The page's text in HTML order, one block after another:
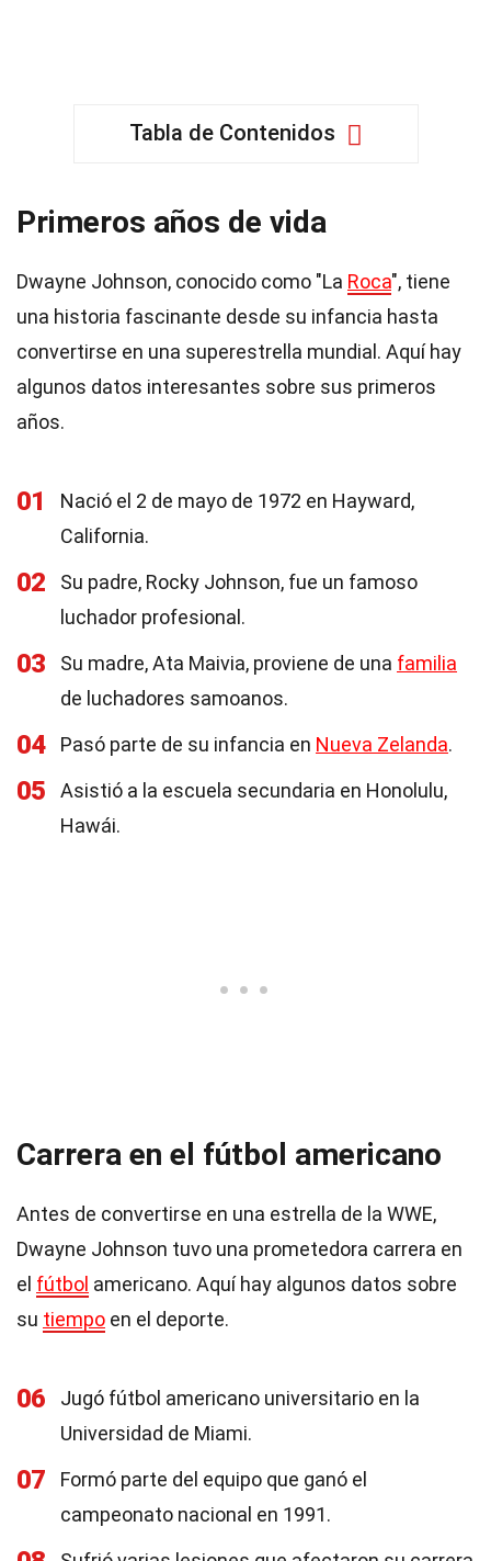
Tabla de Contenidos
Primeros años de vida
Dwayne Johnson, conocido como "La Roca", tiene
una historia fascinante desde su infancia hasta
convertirse en una superestrella mundial. Aquí hay
algunos datos interesantes sobre sus primeros
años.
01
Nació el 2 de mayo de 1972 en Hayward,
California.
02
Su padre, Rocky Johnson, fue un famoso
luchador profesional.
03 Su madre, Ata Maivia, proviene de una familia
de luchadores samoanos.
04 Pasó parte de su infancia en Nueva Zelanda.
05
Asistió a la escuela secundaria en Honolulu,
Hawái.
Carrera en el fútbol americano
Antes de convertirse en una estrella de la WWE,
Dwayne Johnson tuvo una prometedora carrera en
el fútbol americano. Aquí hay algunos datos sobre
su tiempo en el deporte.
06
Jugó fútbol americano universitario en la
Universidad de Miami.
07
Formó parte del equipo que ganó el
campeonato nacional en 1991.